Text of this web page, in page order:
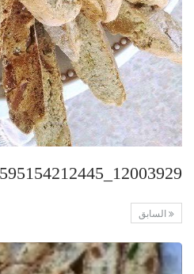
12003929_10153595154212445_405846073728696899_n
السابق